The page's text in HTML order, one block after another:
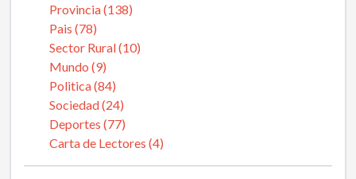
Provincia (138)
Pais (78)
Sector Rural (10)
Mundo (9)
Politica (84)
Sociedad (24)
Deportes (77)
Carta de Lectores (4)